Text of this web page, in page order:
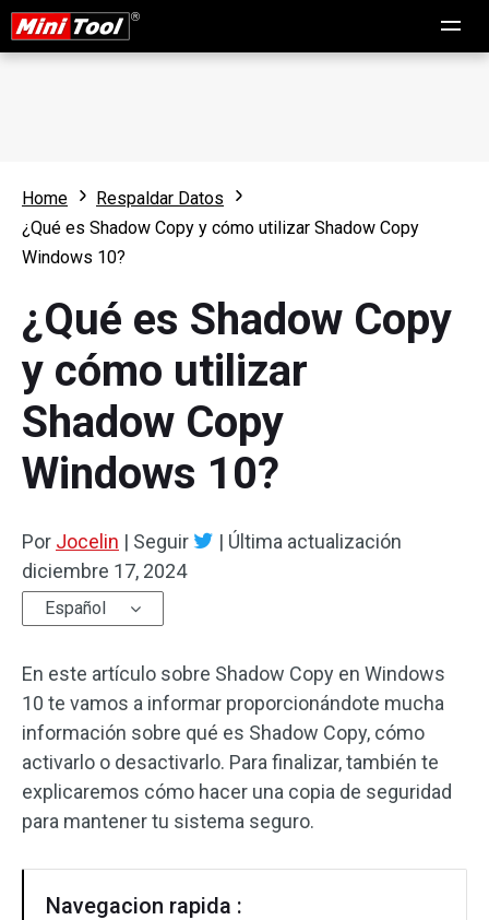
Home
Respaldar Datos
¿Qué es Shadow Copy y cómo utilizar Shadow Copy
Windows 10?
¿Qué es Shadow Copy
y cómo utilizar
Shadow Copy
Windows 10?
Por Jocelin | Seguir | Última actualización
diciembre 17, 2024
Español
En este artículo sobre Shadow Copy en Windows
10 te vamos a informar proporcionándote mucha
información sobre qué es Shadow Copy, cómo
activarlo o desactivarlo. Para finalizar, también te
explicaremos cómo hacer una copia de seguridad
para mantener tu sistema seguro.
Navegacion rapida :